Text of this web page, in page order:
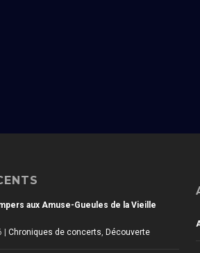
aux Amuse-Gueules de la Vieille
|Chroniques de concerts ,Découverte